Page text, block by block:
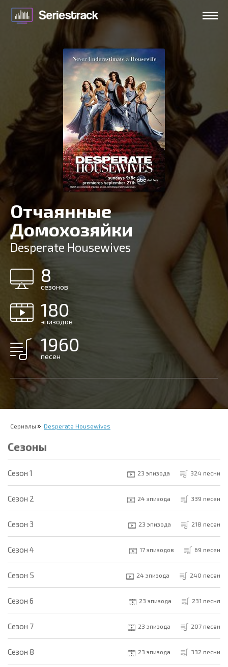
Отчаянные
Домохозяйки
Desperate Housewives
8
сезонов
180
эпизодов
1960
песен
Сериалы Desperate Housewives
Сезоны
Cезон 1 23 эпизода 324 песни
Cезон 2 24 эпизода 339 песен
Cезон 3 23 эпизода 218 песен
Cезон 4 17 эпизодов 69 песен
Cезон 5 24 эпизода 240 песен
Cезон 6 23 эпизода 231 песня
Cезон 7 23 эпизода 207 песен
Cезон 8 23 эпизода 332 песни